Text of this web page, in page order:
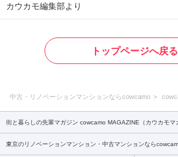
カウカモ編集部より
トップページへ戻る
中古・リノベーションマンションならcowcamo
街と暮らしの先輩マガジン cowcamo MAGAZINE（カウカモマ
東京のリノベーションマンション・中古マンションなら